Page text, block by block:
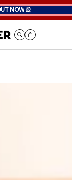
NOW 🎡